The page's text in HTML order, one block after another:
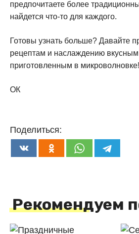
предпочитаете более
найдется что-то для каждого.
Готовы узнать больше? Давайте
рецептам и наслаждению вкусным
приготовленным в микроволновке!
ОК
Поделиться:
Рекомендуем